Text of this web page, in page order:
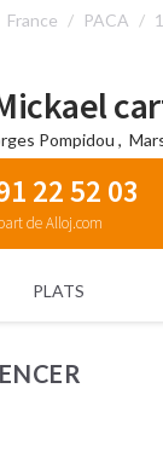
France PACA
Pompidou ,
22 52 03
de Alloj.com
PLATS